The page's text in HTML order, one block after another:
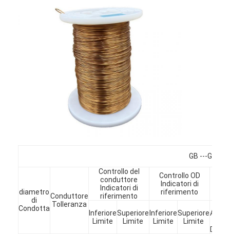
Prodotti
GB ---
diametro
di
Condotta
Conduttore
Tolleranza
Controllo del
conduttore
Indicatori di
riferimento
Controllo OD
Indicatori di
riferimento
Inferiore
Limite
Superiore
Limite
Inferiore
Limite
Superiore
Limite